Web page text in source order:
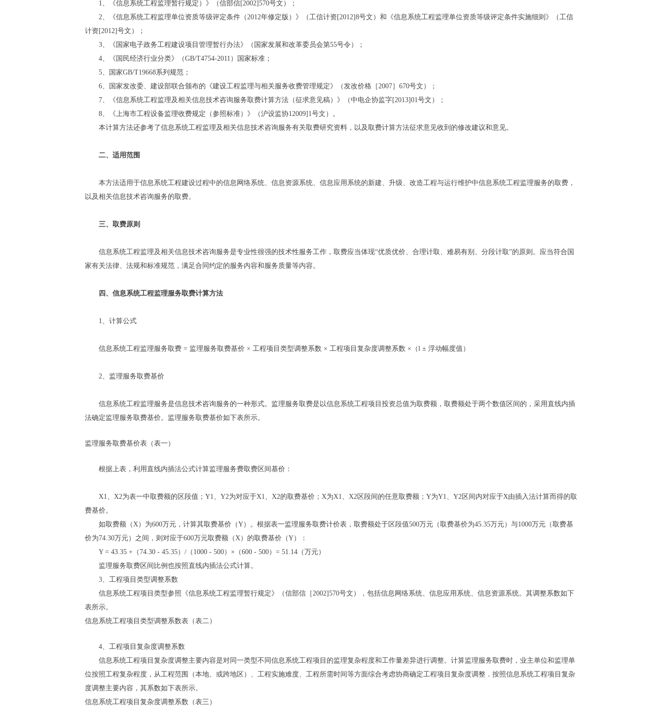
1、《信息系统工程监理暂行规定）》（信部信[2002]570号文）；
2、《信息系统工程监理单位资质等级评定条件（2012年修定版）》（工信计资[2012]8号文）和《信息系统工程监理单位资质等级评定条件实施细则》（工信
计资[2012]号文）；
3、《国家电子政务工程建设项目管理暂行办法》（国家发展和改革委员会第55号令）；
4、《国民经济行业分类》（GB/T4754-2011）国家标准；
5、国家GB/T19668系列规范；
6、国家发改委、建设部联合颁布的《建设工程监理与相关服务收费管理规定》（发改价格［2007］670号文）；
7、《信息系统工程监理及相关信息技术咨询服务取费计算方法（征求意见稿）》（中电企协监字[2013]01号文）；
8、《上海市工程设备监理收费规定（参照标准）》（沪设监协12009]1号文）。
本计算方法还参考了信息系统工程监理及相关信息技术咨询服务有关取费研究资料，以及取费计算方法征求意见收到的修改建议和意见。
二、适用范围
本方法适用于信息系统工程建设过程中的信息网络系统、信息资源系统、信息应用系统的新建、升级、改造工程与运行维护中信息系统工程监理服务的取费，
以及相关信息技术咨询服务的取费。
三、取费原则
信息系统工程监理及相关信息技术咨询服务是专业性很强的技术性服务工作，取费应当体现“优质优价、合理计取、难易有别、分段计取”的原则。应当符合国
家有关法律、法规和标准规范，满足合同约定的服务内容和服务质量等内容。
四、信息系统工程监理服务取费计算方法
1、计算公式
信息系统工程监理服务取费 = 监理服务取费基价 × 工程项目类型调整系数 × 工程项目复杂度调整系数 ×（l ± 浮动幅度值）
2、监理服务取费基价
信息系统工程监理服务是信息技术咨询服务的一种形式。监理服务取费是以信息系统工程项目投资总值为取费额，取费额处于两个数值区间的，采用直线内插
法确定监理服务取费基价。监理服务取费基价如下表所示。
监理服务取费基价表（表一）
根据上表，利用直线内插法公式计算监理服务费取费区间基价：
X1、X2为表一中取费额的区段值；Y1、Y2为对应于X1、X2的取费基价；X为X1、X2区段间的任意取费额；Y为Y1、Y2区间内对应于X由插入法计算而得的取
费基价。
如取费额（X）为600万元，计算其取费基价（Y）。根据表一监理服务取费计价表，取费额处于区段值500万元（取费基价为45.35万元）与1000万元（取费基
价为74.30万元）之间，则对应于600万元取费额（X）的取费基价（Y）：
Y = 43.35 +（74.30 - 45.35）/（1000 - 500）×（600 - 500）= 51.14（万元）
监理服务取费区间比例也按照直线内插法公式计算。
3、工程项目类型调整系数
信息系统工程项目类型参照《信息系统工程监理暂行规定》（信部信［2002]570号文），包括信息网络系统、信息应用系统、信息资源系统。其调整系数如下
表所示。
信息系统工程项目类型调整系数表（表二）
4、工程项目复杂度调整系数
信息系统工程项目复杂度调整主要内容是对同一类型不同信息系统工程项目的监理复杂程度和工作量差异进行调整。计算监理服务取费时，业主单位和监理单
位按照工程复杂程度，从工程范围（本地、或跨地区）、工程实施难度、工程所需时间等方面综合考虑协商确定工程项目复杂度调整．按照信息系统工程项目复杂
度调整主要内容，其系数如下表所示。
信息系统工程项目复杂度调整系数（表三）